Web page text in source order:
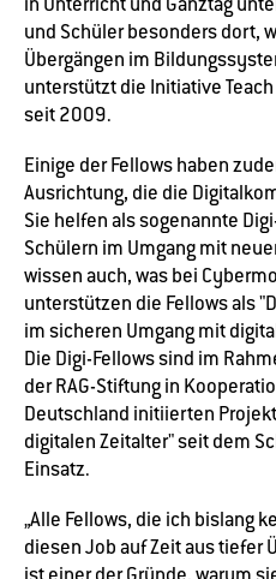
und Schüler besonders dort,
Übergängen im
unterstützt die Initiative
seit 2009.
Einige der Fellows haben
Ausrichtung, die die
Sie helfen als sogenannte
Schülern im Umgang mit
wissen auch, was bei
unterstützen die Fellows als
im sicheren Umgang mit
Die Digi-Fellows sind im
der RAG-Stiftung in
Deutschland initiierten
digitalen Zeitalter" seit dem
Einsatz.
„Alle Fellows, die ich bislang
diesen Job auf Zeit aus tiefer